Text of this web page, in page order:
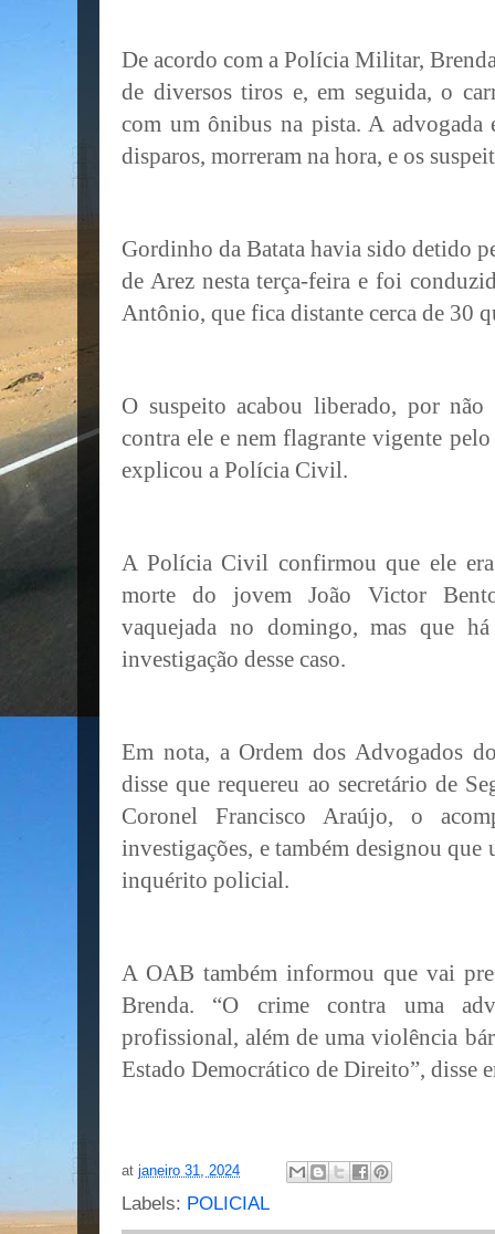
De acordo com a Polícia Militar,
de diversos tiros e, em seguida, o
com um ônibus na pista. A
disparos, morreram na hora, e os
Gordinho da Batata havia sido detido
de Arez nesta terça-feira e foi
Antônio, que fica distante cerca de 30
O suspeito acabou liberado, por
contra ele e nem flagrante vigente
explicou a Polícia Civil.
A Polícia Civil confirmou que ele
morte do jovem João Victor
vaquejada no domingo, mas que
investigação desse caso.
Em nota, a Ordem dos Advogados
disse que requereu ao secretário de
Coronel Francisco Araújo, o
investigações, e também designou que
inquérito policial.
A OAB também informou que vai
Brenda. “O crime contra uma
profissional, além de uma violência
Estado Democrático de Direito”, disse
at janeiro 31, 2024
Labels: POLICIAL